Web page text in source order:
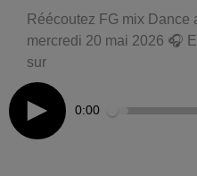
Réécoutez FG mix Dance
mercredi 20 mai 2026 🎧
sur
0:00